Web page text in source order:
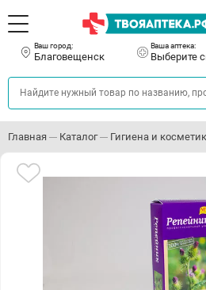
Ваш город:
Благовещенск
Ваша аптека:
Выберите
Главная Каталог Гигиена и